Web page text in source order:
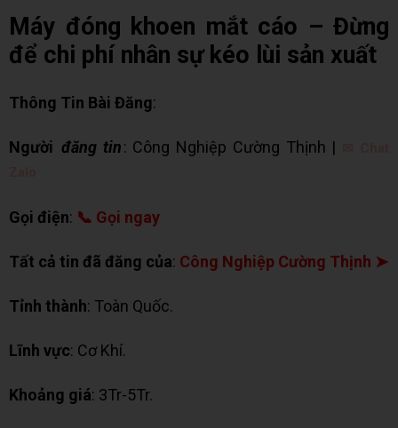
Máy đóng khoen mắt cáo – Đừng
để chi phí nhân sự kéo lùi sản xuất
Thông Tin Bài Đăng:
Người đăng tin: Công Nghiệp Cường Thịnh |
Gọi điện: 📞 Gọi ngay
Tất cả tin đã đăng của: Công Nghiệp Cường Thịnh ➤
Tỉnh thành: Toàn Quốc.
Lĩnh vực: Cơ Khí.
Khoảng giá: 3Tr-5Tr.